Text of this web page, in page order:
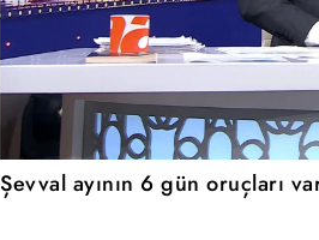
Şevval ayının 6 gün oruçları